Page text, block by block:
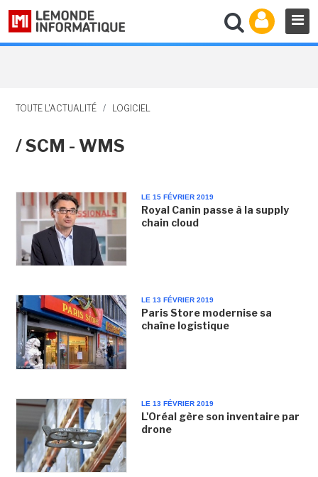
TOUTE L'ACTUALITÉ / LOGICIEL
/ SCM - WMS
LE 15 FÉVRIER 2019
Royal Canin passe à la supply
chain cloud
LE 13 FÉVRIER 2019
Paris Store modernise sa
chaîne logistique
LE 13 FÉVRIER 2019
L'Oréal gère son inventaire par
drone